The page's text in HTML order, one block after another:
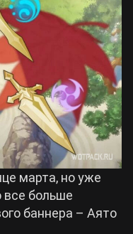
2
марта, но уже
все больше
баннера – Аято